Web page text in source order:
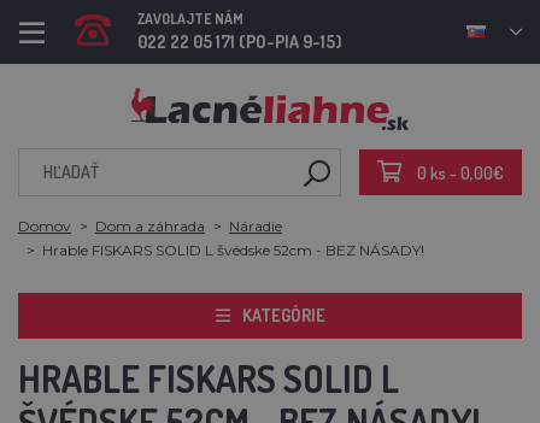
ZAVOLAJTE NÁM
022 22 05 171 (PO-PIA 9-15)
0 ks - 0,00€
Domov Dom a záhrada
Náradie
Hrable FISKARS SOLID L švédske 52cm - BEZ NÁSADY!
KATEGÓRIE
HRABLE FISKARS SOLID L